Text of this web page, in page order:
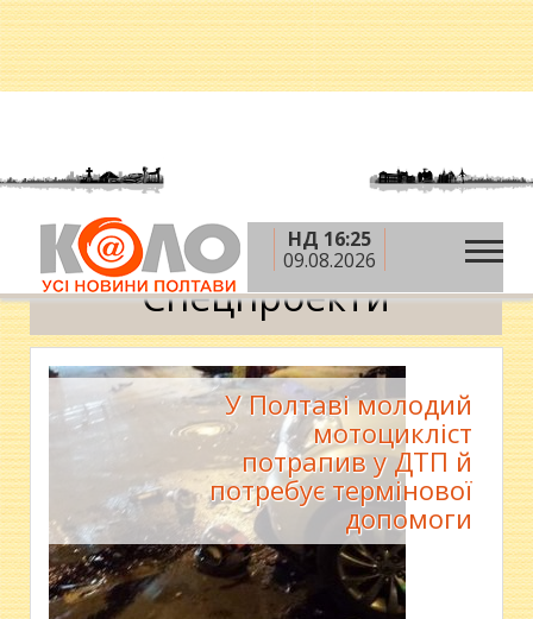
НД 16:25
09.08.2026
Головна » Новини » Спецпроекти
Спецпроекти
У Полтаві молодий
мотоцикліст
потрапив у ДТП й
потребує термінової
допомоги